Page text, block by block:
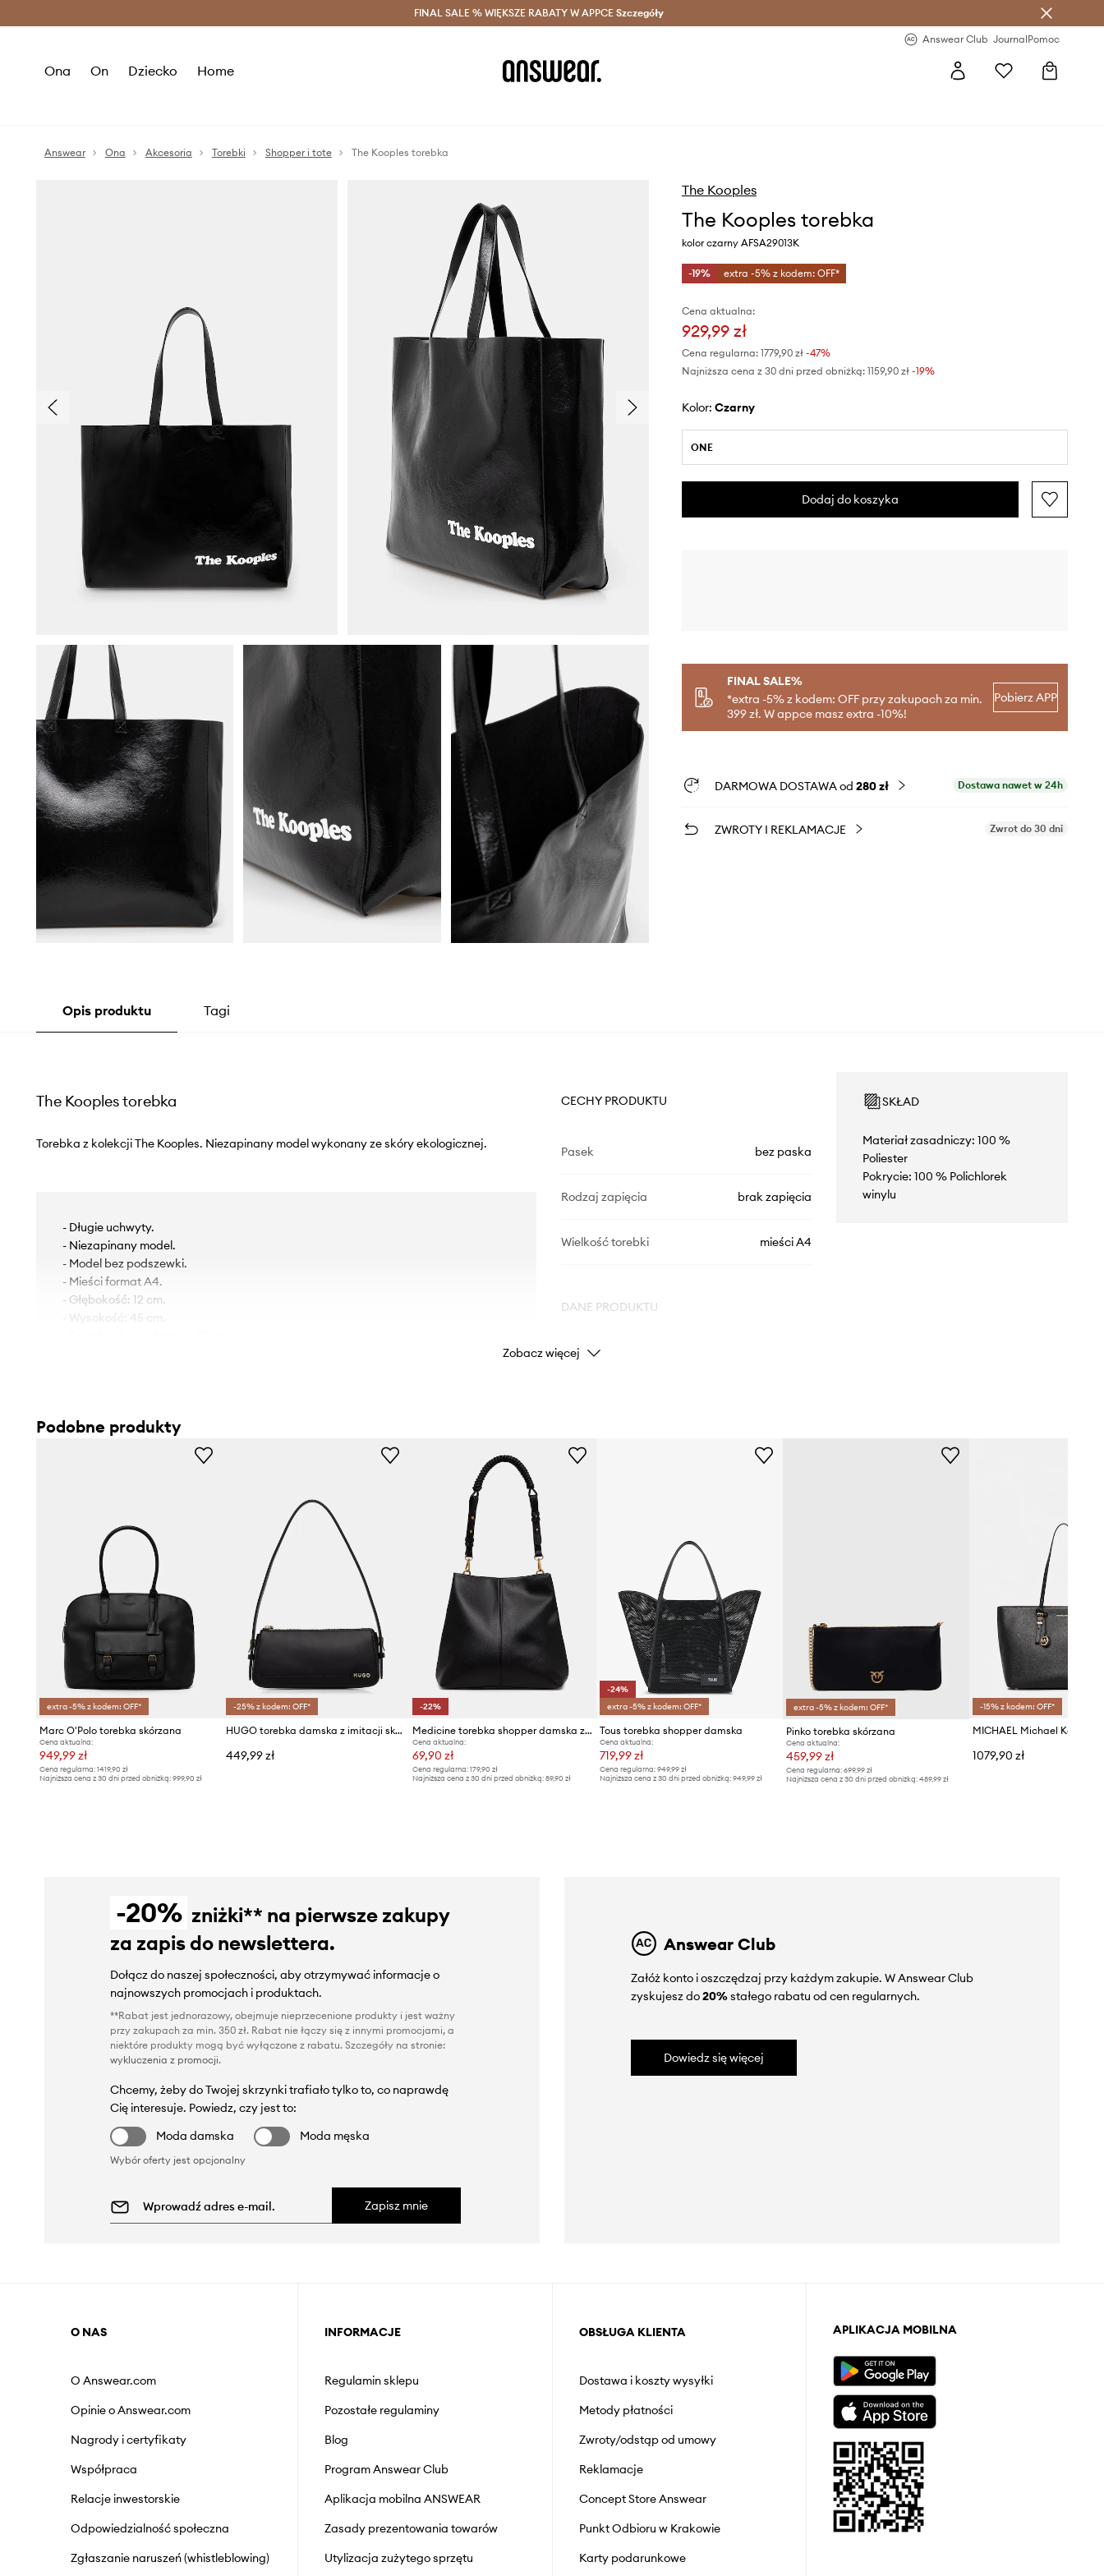
Oszczędzaj z Answear Club > Dostawa nawet w 24h >
FINAL SALE % WIĘKSZE RABATY W APPCE Szczegóły
Answear Club JournalPomoc
Ona On Dziecko Home
Answear Ona Akcesoria Torebki Shopper i tote The Kooples torebka
The Kooples
The Kooples torebka
kolor czarny AFSA29013K
-19% extra -5% z kodem: OFF*
Cena aktualna:
929,99 zł
Cena regularna: 1779,90 zł-47%
Najniższa cena z 30 dni przed obniżką: 1159,90 zł -19%
Kolor: czarny
ONE
Dodaj do koszyka
FINAL SALE%
*extra -5% z kodem: OFF przy zakupach za min.
399 zł. W appce masz extra -10%!
Pobierz APP
DARMOWA DOSTAWA od 280 zł Dostawa nawet w 24h
ZWROTY I REKLAMACJE Zwrot do 30 dni
Opis produktu Tagi
The Kooples torebka
Torebka z kolekcji The Kooples. Niezapinany model wykonany ze skóry ekologicznej.
- Długie uchwyty.
- Niezapinany model.
- Model bez podszewki.
- Mieści format A4.
- Głębokość: 12 cm.
- Wysokość: 45 cm.
CECHY PRODUKTU
Pasek bez paska
Rodzaj zapięcia brak zapięcia
Wielkość torebki mieści A4
DANE PRODUKTU
Kod producenta
Marka The Kooples
SKŁAD
Materiał zasadniczy: 100 %
Poliester
Pokrycie: 100 % Polichlorek
winylu
Zobacz więcej
Podobne produkty
extra -5% z kodem: OFF*
Marc O'Polo torebka skórzana
Cena aktualna:
949,99 zł
Cena regularna: 1419,90 zł
Najniższa cena z 30 dni przed obniżką: 999,90 zł
-25% z kodem: OFF*
HUGO torebka damska z imitacji skóry Yorih_Hobo
449,99 zł
-22%
Medicine torebka shopper damska z imitacji skóry
Cena aktualna:
69,90 zł
Cena regularna: 179,90 zł
Najniższa cena z 30 dni przed obniżką: 89,90 zł
-24%
extra -5% z kodem: OFF*
Tous torebka shopper damska
Cena aktualna:
719,99 zł
Cena regularna: 949,99 zł
Najniższa cena z 30 dni przed obniżką: 949,99 zł
extra -5% z kodem: OFF*
Pinko torebka skórzana
Cena aktualna:
459,99 zł
Cena regularna:699,99 zł
Najniższa cena z 30 dni przed obniżką:489,99 zł
-15% z kodem: OFF*
1079,90 zł
-20% zniżki** na pierwsze zakupy
za zapis do newslettera.
Dołącz do naszej społeczności, aby otrzymywać informacje o
najnowszych promocjach i produktach.
**Rabat jest jednorazowy, obejmuje nieprzecenione produkty i jest ważny
przy zakupach za min. 350 zł. Rabat nie łączy się z innymi promocjami, a
niektóre produkty mogą być wyłączone z rabatu. Szczegóły na stronie:
wykluczenia z promocji.
Chcemy, żeby do Twojej skrzynki trafiało tylko to, co naprawdę
Cię interesuje. Powiedz, czy jest to:
Moda damska
Moda męska
Wybór oferty jest opcjonalny
Zapisz mnie
Answear Club
Załóż konto i oszczędzaj przy każdym zakupie. W Answear Club
zyskujesz do20%stałego rabatu od cen regularnych.
Dowiedz się więcej
O NAS
O Answear.com
Opinie o Answear.com
Nagrody i certyfikaty
Współpraca
Relacje inwestorskie
Odpowiedzialność społeczna
Zgłaszanie naruszeń (whistleblowing)
INFORMACJE
Regulamin sklepu
Pozostałe regulaminy
Blog
Program Answear Club
Aplikacja mobilna ANSWEAR
Zasady prezentowania towarów
Utylizacja zużytego sprzętu
OBSŁUGA KLIENTA
Dostawa i koszty wysyłki
Metody płatności
Zwroty/odstąp od umowy
Reklamacje
Concept Store Answear
Punkt Odbioru w Krakowie
Karty podarunkowe
APLIKACJA MOBILNA